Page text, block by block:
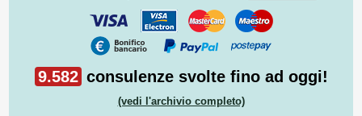
9.582 consulenze svolte fino ad oggi!
(vedi l'archivio completo)